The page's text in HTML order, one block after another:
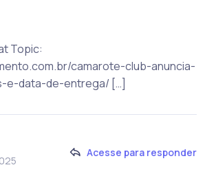
Topic:
camarote-club-anuncia-
e-data-de-entrega/ […]
Acesse para responder